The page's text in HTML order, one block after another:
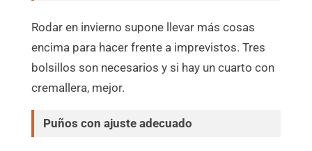
Rodar en invierno supone llevar más cosas
encima para hacer frente a imprevistos. Tres
bolsillos son necesarios y si hay un cuarto con
cremallera, mejor.
Puños con ajuste adecuado